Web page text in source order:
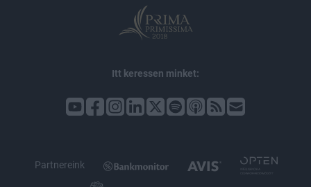
Itt keressen minket:
Partnereink